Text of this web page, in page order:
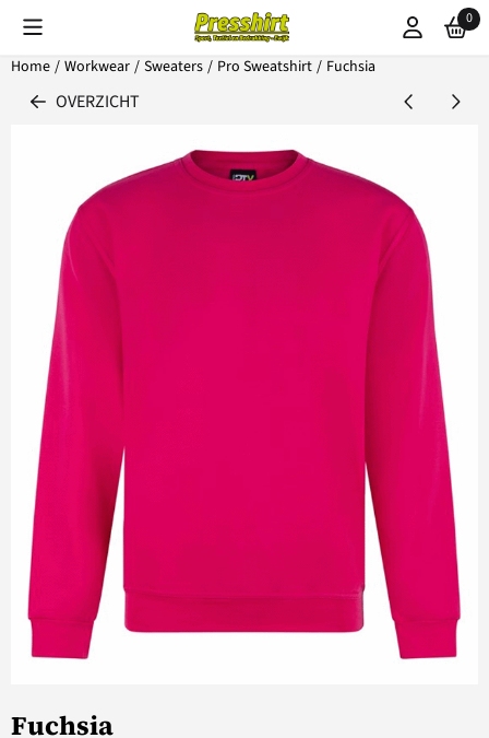
Cookievoorkeuren zijn beschikbaar. Kies instellingen of sta alle 0
Home / Workwear / Sweaters / Pro Sweatshirt / Fuchsia
OVERZICHT
Fuchsia